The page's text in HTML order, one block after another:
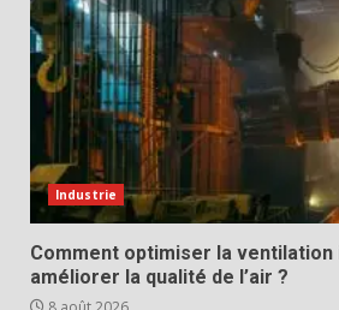
Industrie
Comment optimiser la
améliorer la qualité de l’air ?